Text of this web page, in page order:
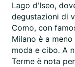
Lago d'Iseo,
degustazioni di
Como, con
Milano è a
moda e cibo. A
Terme è nota